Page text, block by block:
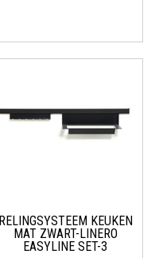
RELINGSYSTEEM KEUKEN
MAT ZWART-LINERO
EASYLINE SET-3